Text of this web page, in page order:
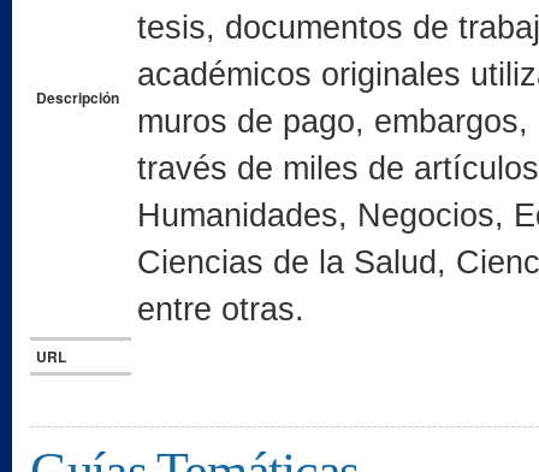
Descripción
tesis, documentos de
académicos originales
muros de pago,
través de miles de
Humanidades, Negocios,
Ciencias de la Salud,
entre otras.
URL